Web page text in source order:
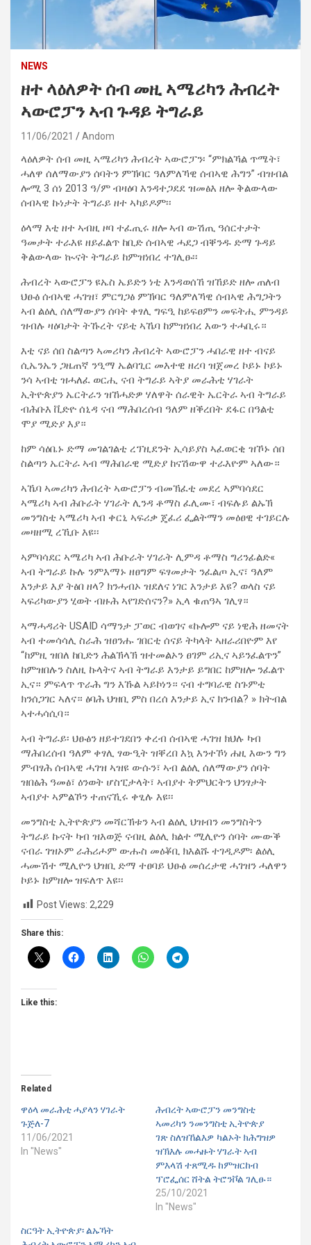
NEWS
ዘተ ላዕለዎት ሰብ መዚ ኣሜሪካን ሕብረት
ኣውሮፓን ኣብ ጉዳይ ትግራይ
11/06/2021 Andom
ላዕለዎት ሰብ መዚ ኣሜሪካን ሕብረት ኣውሮፓን፡ “ምክልኻል ጥሜት፣
ሓለዋ ሰለማውያን ሰባትን ምኽባር ዓለምለኻዊ ሰብኣዊ ሕግን” ብዝብል
ሎሚ 3 ሰነ 2013 ዓ/ም ብዛዕባ እንዳተጋደደ ዝመፅእ ዘሎ ቅልውላው
ሰብኣዊ ኩነታት ትግራይ ዘተ ኣካይዶም፡፡
ዕላማ እቲ ዘተ ኣብዚ ዞባ ተፈጢሩ ዘሎ ኣብ ውሽጢ ዓሰርተታት
ዓመታት ተራእዩ ዘይፈልጥ ከቢድ ሰብኣዊ ሓደጋ ብቐንዱ ድማ ጉዳይ
ቅልውላው ኲናት ትግራይ ከምዝነበረ ተገሊፁ፡፡
ሕብረት ኣውሮፓን ዩኤስ ኤይድን ነቲ እንዳወሰኸ ዝኸይድ ዘሎ ጠለብ
ህፁፅ ሰብኣዊ ሓገዝ፣ ምርግጋፅ ምኽባር ዓለምለኻዊ ሰብኣዊ ሕግጋትን
ኣብ ልዕሊ ሰለማውያን ሰባት ቀፃሊ ግፍዒ ከይፍፀምን መፍትሒ ምንዳይ
ዝብሉ ዛዕባታት ትኹረት ናይቲ ኣኼባ ከምዝነበረ እውን ተሓቢሩ።
እቲ ናይ ሰበ ስልጣን ኣመሪካን ሕብረት ኣውሮፓን ሓበራዊ ዘተ ብናይ
ሲኤንኤን ጋዜጠኛ ንዒማ ኤልባጊር መእተዊ ዘረባ ዝጀመረ ኮይኑ ኮይኑ
ንሳ ኣብቲ ዝሓለፈ ወርሒ ናብ ትግራይ ኣትያ መራሕቲ ሃገራት
ኢትዮጵያን ኤርትራን ዝኸሓድዎ ሃለዋት ሰራዊት ኤርትራ ኣብ ትግራይ
ብሕቡእ ቪድዮ ሰኒዳ ናብ ማሕበረሰብ ዓለም ዘቕረበት ደፋር በዓልቲ
ሞያ ሚድያ እያ።
ከም ሳዕቤኑ ድማ መገልገልቲ ረፕዚደንት ኢሳይያስ ኣፈወርቂ ዝኾኑ ሰበ
ስልጣን ኤርትራ ኣብ ማሕበራዊ ሚድያ ከናሽውዋ ተራእዮም ኣለው።
ኣኼባ ኣመሪካን ሕብረት ኣውሮፓን ብመኽፈቲ መደረ ኣምባሳደር
ኣሜሪካ ኣብ ሕቡራት ሃገራት ሊንዳ ቶማስ ፈሊሙ፣ ብፍሉይ ልኡኽ
መንግስቲ ኣሜሪካ ኣብ ቀርኒ ኣፍሪቃ ጄፈሪ ፌልትማን መዕፀዊ ተገይርሉ
መዛዘሚ ረኺቡ እዩ፡፡
ኣምባሳደር ኣሜሪካ ኣብ ሕቡራት ሃገራት ሊምዳ ቶማስ ግሪንፊልድ«
ኣብ ትግራይ ኩሉ ንምእማኑ ዘፀግም ፍፃመታት ንፈልጦ ኢና፣ ዓለም
እንታይ እያ ትፅበ ዘላ? ክንሓብኦ ዝደለና ነገር እንታይ እዩ? ወላስ ናይ
ኣፍሪካውያን ሂወት ብዙሕ ኣየገድሰናን?» ኢላ ቁጠዓኣ ገሊፃ።
ኣማሓዳሪት USAID ሳማንታ ፓወር ብወገና «ኩሎም ናይ ነዊሕ ዘመናት
ኣብ ተመሳሳሊ ስራሕ ዝፀንሑ ገበርቲ ሰናይ ትካላት ኣዘራሪበዮም እየ
“ከምዚ ዝበለ ከቢድን ሕልኽላኽ ዝተመልኦን ፀገም ሪኢና ኣይንፈልጥን”
ከምዝበሉን ስለዚ ኩላትና ኣብ ትግራይ እንታይ ይግበር ከምዘሎ ንፈልጥ
ኢና። ምፍላጥ ጥራሕ ግን እኹል ኣይኮነን። ናብ ተግባራዊ ስጉምቲ
ክንሰጋገር ኣለና። ፅባሕ ህዝቢ ምስ በረሰ እንታይ ኢና ክንብል? » ክትብል
ኣተሓሳሲባ።
ኣብ ትግራይ፡ ህፁፅን ዘይተገደበን ቀረብ ሰብኣዊ ሓገዝ ክህሉ ካብ
ማሕበረሰብ ዓለም ቀፃሊ ፃውዒት ዝቐረበ እኳ እንተኾነ ሐዚ እውን ግን
ምብፃሕ ሰብኣዊ ሓገዝ ኣዝዩ ውሱን፣ ኣብ ልዕሊ ሰለማውያን ሰባት
ዝበፅሕ ዓመፅ፣ ዕንወት ሆስፒታላት፣ ኣብያተ ትምህርትን ህንፃታት
ኣብያተ ኣምልኾን ተጠናኺሩ ቀፂሉ እዩ፡፡
መንግስቲ ኢትዮጵያን መሻርኽቱን ኣብ ልዕሊ ህዝብን መንግስትን
ትግራይ ኩናት ካብ ዝእወጅ ናብዚ ልዕሊ ክልተ ሚሊዮን ሰባት ሙውቕ
ናብራ ገዝኦም ራሕሪሖም ውሑስ መዕቖቢ ክእልሹ ተገዲዶም፡ ልዕሊ
ሓሙሽተ ሚሊዮን ህዝቢ ድማ ተፀባይ ህፁፅ መሰረታዊ ሓገዝን ሓለዋን
ኮይኑ ከምዘሎ ዝፍለጥ እዩ፡፡
Post Views: 2,229
Share this:
Like this:
Related
ዋዕላ መራሕቲ ሓያላን ሃገራት
ጉጅለ-7
11/06/2021
In "News"
ሕብረት ኣውሮፓን መንግስቲ
ኣመሪካን ንመንግስቲ ኢትዮጵያ
ገጽ ስለዝኸልእዎ ካልኦት ክሕግዝዎ
ዝኽእሉ መሓዙት ሃገራት ኣብ
ምእላሽ ተጸሚዱ ከምዝርከብ
ፕሮፌሰር ሸትል ትሮንቮል ገሊፁ።
25/10/2021
In "News"
ስርዓት ኢትዮጵያ፡ ልኡኻት